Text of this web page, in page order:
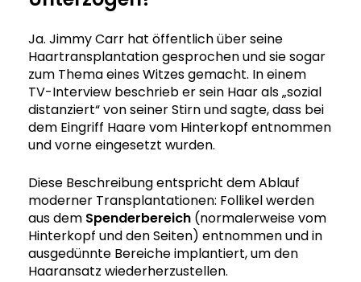
Ja. Jimmy Carr hat öffentlich über seine
Haartransplantation gesprochen und sie sogar
zum Thema eines Witzes gemacht. In einem
TV-Interview beschrieb er sein Haar als „sozial
distanziert“ von seiner Stirn und sagte, dass bei
dem Eingriff Haare vom Hinterkopf entnommen
und vorne eingesetzt wurden.
Diese Beschreibung entspricht dem Ablauf
moderner Transplantationen: Follikel werden
aus dem Spenderbereich (normalerweise vom
Hinterkopf und den Seiten) entnommen und in
ausgedünnte Bereiche implantiert, um den
Haaransatz wiederherzustellen.